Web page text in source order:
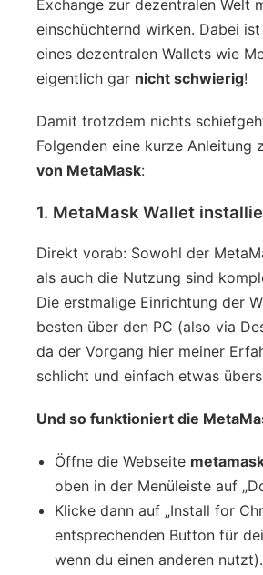
Exchange zur dezentralen Welt
einschüchternd wirken. Dabei
eines dezentralen Wallets wie
eigentlich gar nicht schwierig!
Damit trotzdem nichts
Folgenden eine kurze Anleitung
von MetaMask:
1. MetaMask Wallet
Direkt vorab: Sowohl der
als auch die Nutzung sind
Die erstmalige Einrichtung der
besten über den PC (also via
da der Vorgang hier meiner
schlicht und einfach etwas
Und so funktioniert die
Öffne die Webseite
oben in der Menüleiste auf
Klicke dann auf „Install for
entsprechenden Button für
wenn du einen anderen nutzt).